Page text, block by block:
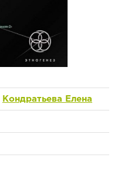
Кондратьева Елена